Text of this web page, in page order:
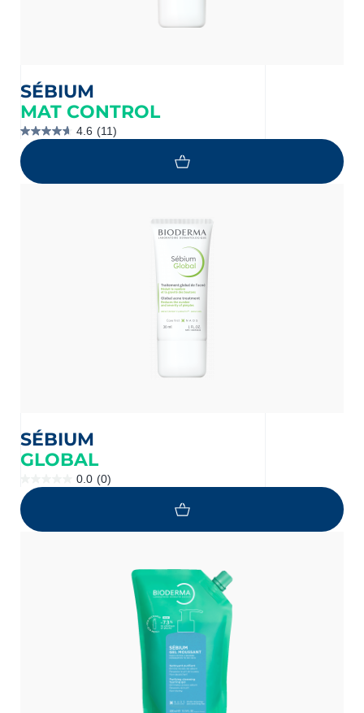
SÉBIUM
MAT CONTROL
4.6 (11)
4.6
étoile(s)
sur
5.
SÉBIUM
GLOBAL
0.0 (0)
étoile(s)
sur
5.